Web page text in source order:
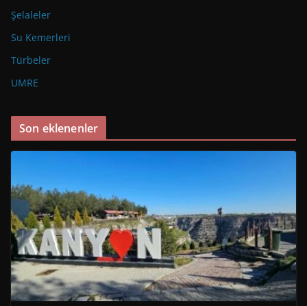
Şelaleler
Su Kemerleri
Türbeler
UMRE
Son eklenenler